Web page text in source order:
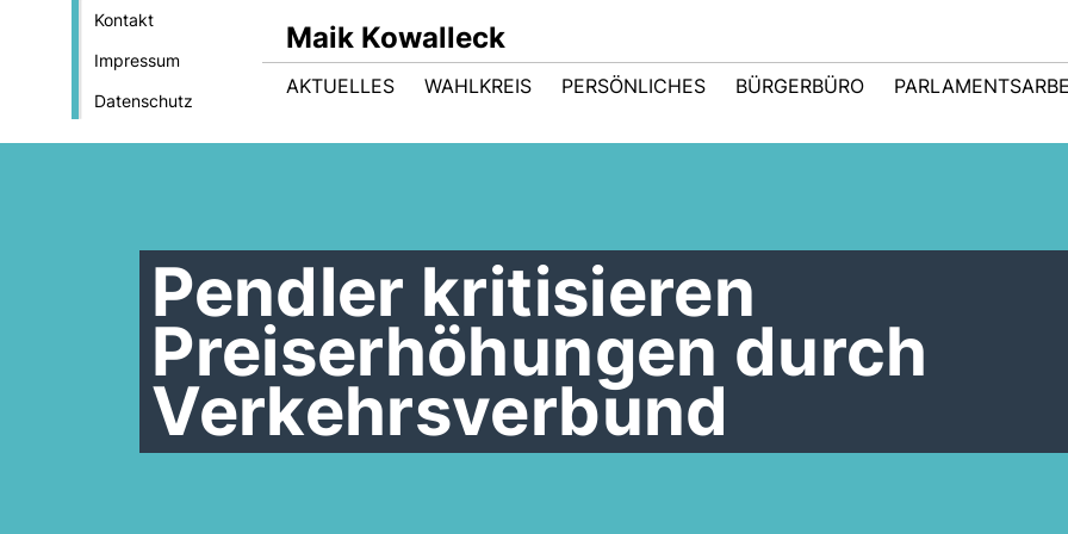
Kontakt
Impressum
Datenschutz
Maik Kowalleck
AKTUELLES WAHLKREIS PERSÖNLICHES BÜRGERBÜRO
Pendler kritisieren
Preiserhöhungen durch
Verkehrsverbund